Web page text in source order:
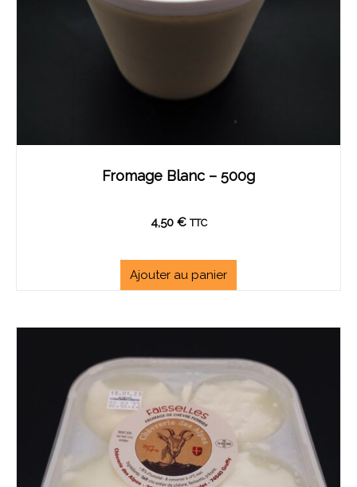
Fromage Blanc – 500g
4,50 € TTC
Ajouter au panier